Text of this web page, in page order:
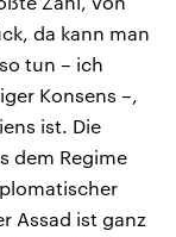
da kann man
tun – ich
Konsens –,
ist. Die
dem Regime
Assad ist ganz